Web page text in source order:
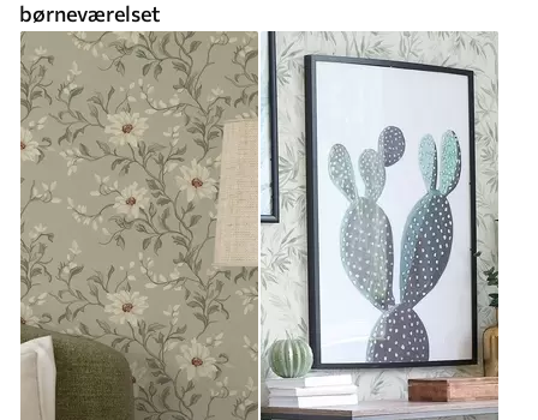
børneværelset